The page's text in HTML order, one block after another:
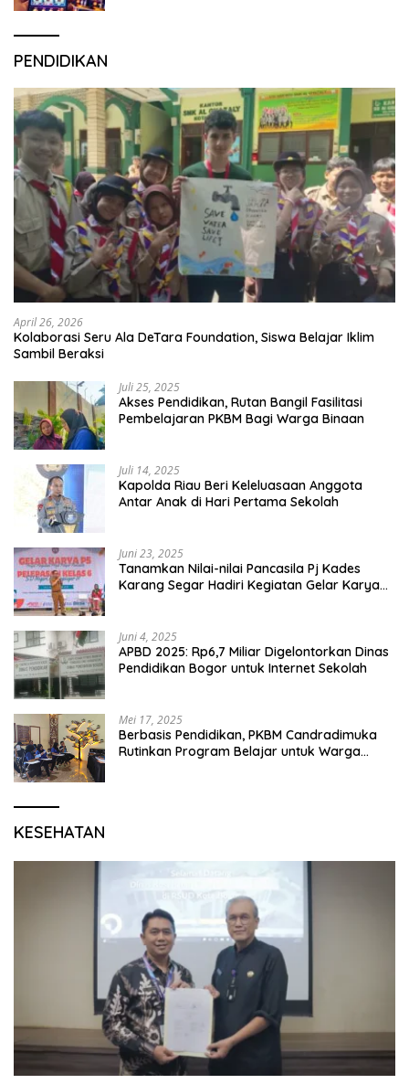
PENDIDIKAN
April 26, 2026
Kolaborasi Seru Ala DeTara Foundation, Siswa Belajar Iklim
Sambil Beraksi
Juli 25, 2025
Akses Pendidikan, Rutan Bangil Fasilitasi
Pembelajaran PKBM Bagi Warga Binaan
Juli 14, 2025
Kapolda Riau Beri Keleluasaan Anggota
Antar Anak di Hari Pertama Sekolah
Juni 23, 2025
Tanamkan Nilai-nilai Pancasila Pj Kades
Karang Segar Hadiri Kegiatan Gelar Karya
Juni 4, 2025
APBD 2025: Rp6,7 Miliar Digelontorkan Dinas
Pendidikan Bogor untuk Internet Sekolah
Mei 17, 2025
Berbasis Pendidikan, PKBM Candradimuka
Rutinkan Program Belajar untuk Warga
KESEHATAN